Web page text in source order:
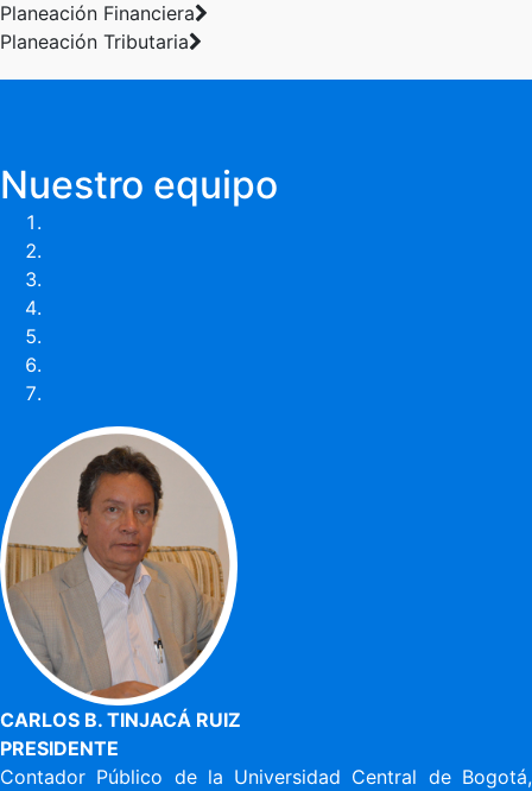
Planeación Financiera
Planeación Tributaria
Nuestro equipo
CARLOS B. TINJACÁ RUIZ
PRESIDENTE
Contador Público de la Universidad Central de Bogotá,